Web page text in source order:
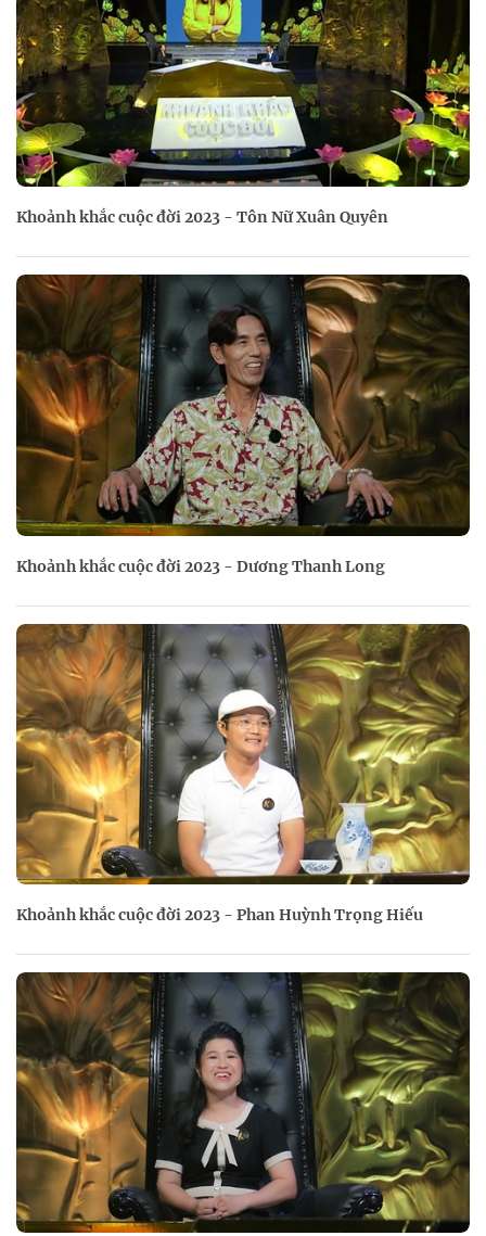
Khoảnh khắc cuộc đời 2023 - Tôn Nữ Xuân Quyên
Khoảnh khắc cuộc đời 2023 - Dương Thanh Long
Khoảnh khắc cuộc đời 2023 - Phan Huỳnh Trọng Hiếu